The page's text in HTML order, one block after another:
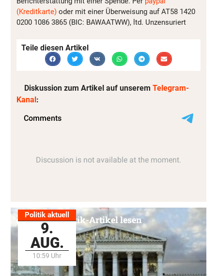
(Kreditkarte) oder mit einer Überweisung auf AT58 1420
0200 1086 3865 (BIC: BAWAATWW), ltd. Unzensuriert
Teile diesen Artikel
Diskussion zum Artikel auf unserem Telegram-
Kanal:
Politik aktuell
9.
AUG.
10:59 Uhr
Alle Politik-Artikel lesen